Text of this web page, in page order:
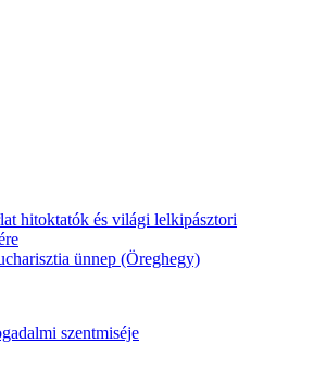
hitoktatók és világi lelkipásztori
ünnep (Öreghegy)
szentmiséje